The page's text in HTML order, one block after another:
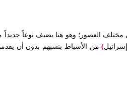
مختلف العصور؛ وهو هنا يضيف نوعاً
إسرائيل)من الأسباط بنسبهم بدون أن